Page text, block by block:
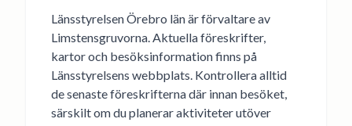
Länsstyrelsen Örebro län är förvaltare av
Limstensgruvorna. Aktuella föreskrifter,
kartor och besöksinformation finns på
Länsstyrelsens webbplats. Kontrollera alltid
de senaste föreskrifterna där innan besöket,
särskilt om du planerar aktiviteter utöver